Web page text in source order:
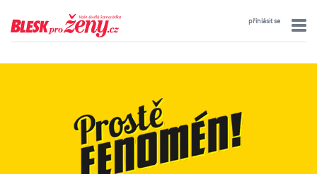
přihlásit se